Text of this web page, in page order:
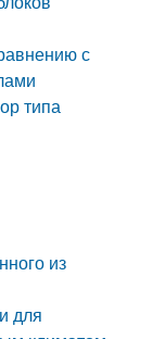
с
типа
из
для